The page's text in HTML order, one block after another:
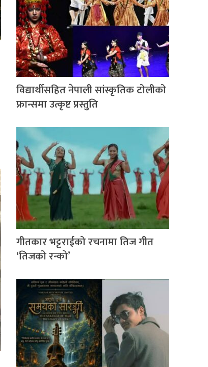
विद्यार्थीसहित नेपाली सांस्कृतिक टोलीको
फ्रान्समा उत्कृष्ट प्रस्तुति
गीतकार भट्टराईको रचनामा तिज गीत
‘तिजको रन्को’